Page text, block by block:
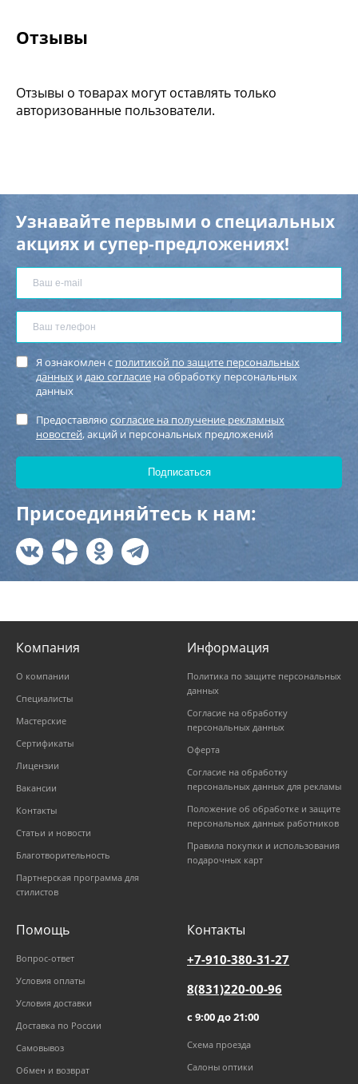
Отзывы
Отзывы о товарах могут оставлять только
авторизованные пользователи.
Узнавайте первыми о специальных
акциях и супер-предложениях!
Я ознакомлен с политикой по защите персональных
данных идаю согласие на обработку персональных
данных
Предоставляю согласие на получение рекламных
новостей, акций и персональных предложений
Присоединяйтесь к нам:
Компания
О компании
Специалисты
Мастерские
Сертификаты
Лицензии
Вакансии
Контакты
Статьи и новости
Благотворительность
Партнерская программа для
стилистов
Информация
Политика по защите персональных
данных
Согласие на обработку
персональных данных
Оферта
Согласие на обработку
персональных данных для рекламы
Положение об обработке и защите
персональных данных работников
Правила покупки и использования
подарочных карт
Помощь
Вопрос-ответ
Условия оплаты
Условия доставки
Доставка по России
Самовывоз
Обмен и возврат
Контакты
+7-910-380-31-27
8(831)220-00-96
с 9:00 до 21:00
Схема проезда
Салоны оптики